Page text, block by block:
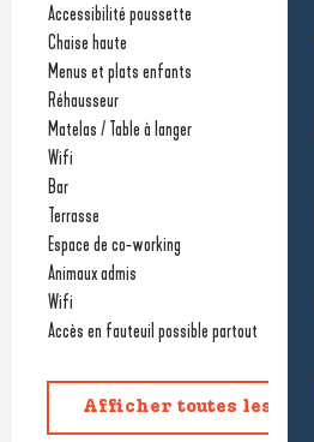
Accessibilité poussette
Chaise haute
Menus et plats enfants
Réhausseur
Matelas / Table à langer
Wifi
Bar
Terrasse
Espace de co-working
Animaux admis
Wifi
Accès en fauteuil possible partout
Afficher toutes les